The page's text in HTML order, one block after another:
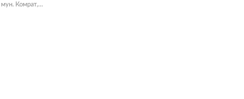
мун. Комрат,…